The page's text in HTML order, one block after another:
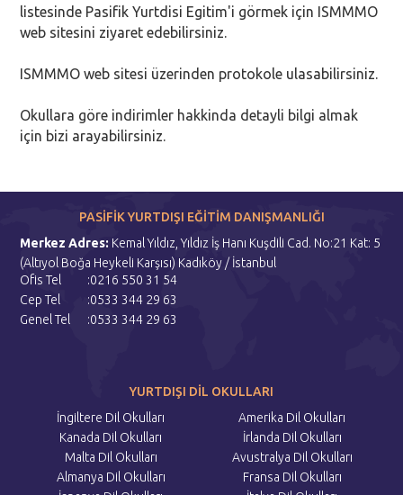
listesinde Pasifik Yurtdisi Egitim'i görmek için ISMMMO
web sitesini ziyaret edebilirsiniz.
ISMMMO web sitesi üzerinden protokole ulasabilirsiniz.
Okullara göre indirimler hakkinda detayli bilgi almak
için bizi arayabilirsiniz.
PASİFİK YURTDIŞI EĞİTİM DANIŞMANLIĞI
Merkez Adres: Kemal Yıldız, Yıldız İş Hanı Kuşdili Cad. No:21 Kat: 5
(Altıyol Boğa Heykeli Karşısı) Kadıköy / İstanbul
Ofis Tel
:0216 550 31 54
Cep Tel
:0533 344 29 63
Genel Tel
:0533 344 29 63
YURTDIŞI DİL OKULLARI
İngiltere Dil Okulları
Amerika Dil Okulları
Kanada Dil Okulları
İrlanda Dil Okulları
Malta Dil Okulları
Avustralya Dil Okulları
Almanya Dil Okulları
Fransa Dil Okulları